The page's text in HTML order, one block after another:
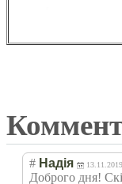
# Надія
Доброго дня!